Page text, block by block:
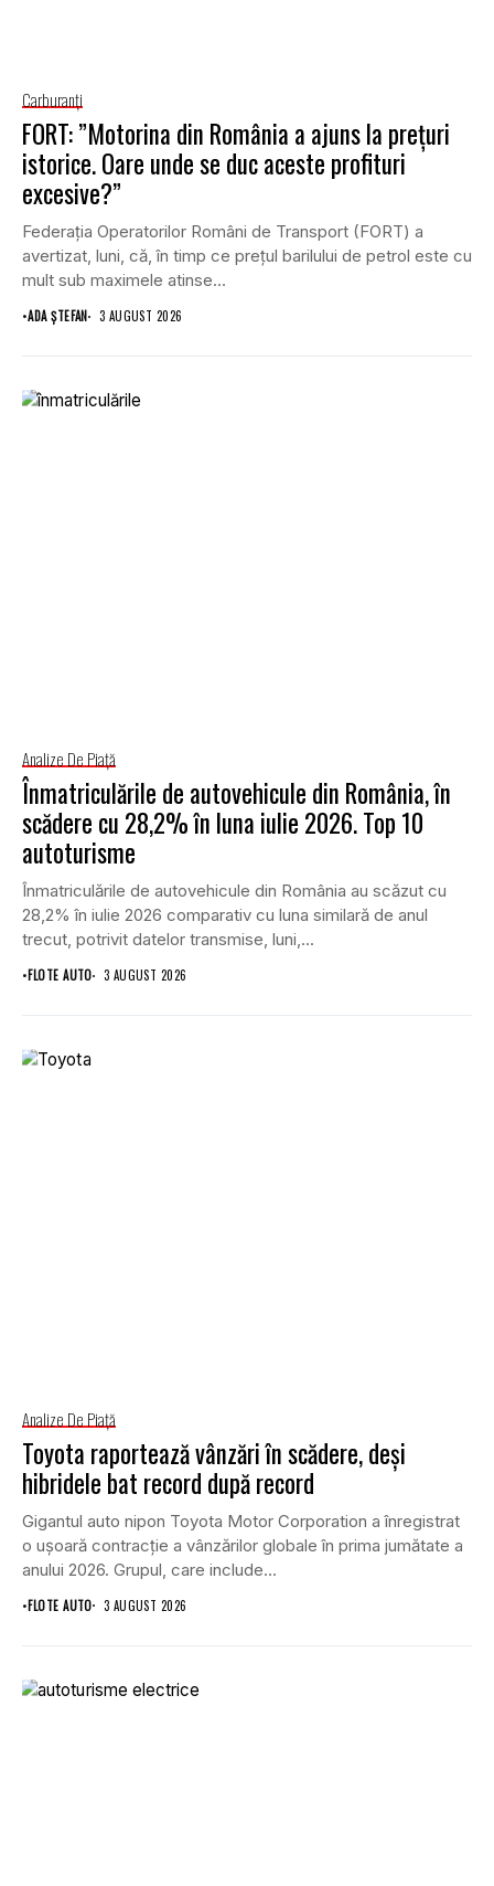
Carburanţi
FORT: ”Motorina din România a ajuns la prețuri
istorice. Oare unde se duc aceste profituri
excesive?”
Federația Operatorilor Români de Transport (FORT) a
avertizat, luni, că, în timp ce prețul barilului de petrol este cu
mult sub maximele atinse...
•ADA ȘTEFAN 3 AUGUST 2026
Analize De Piață
Înmatriculările de autovehicule din România, în
scădere cu 28,2% în luna iulie 2026. Top 10
autoturisme
Înmatriculările de autovehicule din România au scăzut cu
28,2% în iulie 2026 comparativ cu luna similară de anul
trecut, potrivit datelor transmise, luni,...
•FLOTE AUTO 3 AUGUST 2026
Analize De Piață
Toyota raportează vânzări în scădere, deși
hibridele bat record după record
Gigantul auto nipon Toyota Motor Corporation a înregistrat
o ușoară contracție a vânzărilor globale în prima jumătate a
anului 2026. Grupul, care include...
•FLOTE AUTO 3 AUGUST 2026